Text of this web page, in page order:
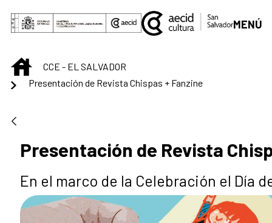
Saltar al contenido principal
MENÚ
INICIOCCE - EL SALVADOR
Presentación de Revista Chispas + Fanzine
Presentación de Revista
En el marco de la Celebración el Día